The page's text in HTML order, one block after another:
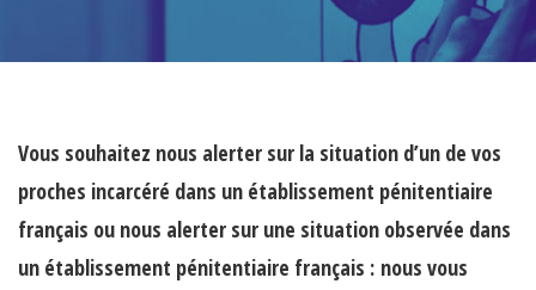
Vous souhaitez nous alerter sur la situation d’un de vos
proches incarcéré dans un établissement pénitentiaire
français ou nous alerter sur une situation observée dans
un établissement pénitentiaire français : nous vous